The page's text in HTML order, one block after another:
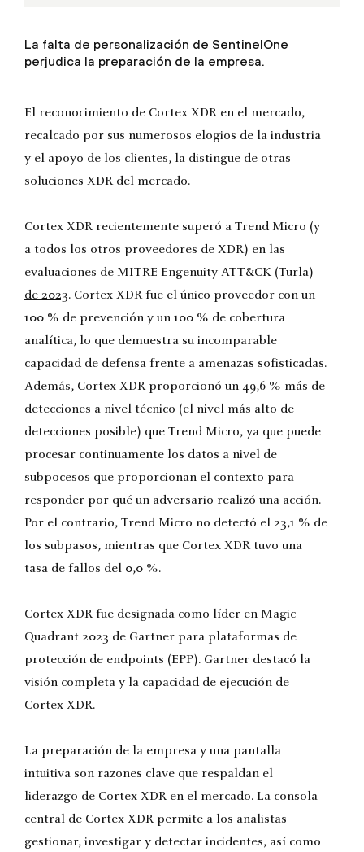
La falta de personalización de SentinelOne
perjudica la preparación de la empresa.
El reconocimiento de Cortex XDR en el mercado,
recalcado por sus numerosos elogios de la industria
y el apoyo de los clientes, la distingue de otras
soluciones XDR del mercado.
Cortex XDR recientemente superó a Trend Micro (y
a todos los otros proveedores de XDR) en las
evaluaciones de MITRE Engenuity ATT&CK (Turla)
de 2023. Cortex XDR fue el único proveedor con un
100 % de prevención y un 100 % de cobertura
analítica, lo que demuestra su incomparable
capacidad de defensa frente a amenazas sofisticadas.
Además, Cortex XDR proporcionó un 49,6 % más de
detecciones a nivel técnico (el nivel más alto de
detecciones posible) que Trend Micro, ya que puede
procesar continuamente los datos a nivel de
subpocesos que proporcionan el contexto para
responder por qué un adversario realizó una acción.
Por el contrario, Trend Micro no detectó el 23,1 % de
los subpasos, mientras que Cortex XDR tuvo una
tasa de fallos del 0,0 %.
Cortex XDR fue designada como líder en Magic
Quadrant 2023 de Gartner para plataformas de
protección de endpoints (EPP). Gartner destacó la
visión completa y la capacidad de ejecución de
Cortex XDR.
La preparación de la empresa y una pantalla
intuitiva son razones clave que respaldan el
liderazgo de Cortex XDR en el mercado. La consola
central de Cortex XDR permite a los analistas
gestionar, investigar y detectar incidentes, así como